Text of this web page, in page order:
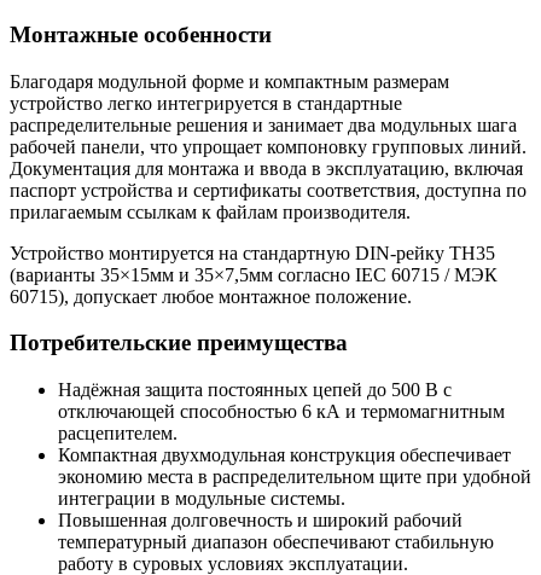
Монтажные особенности
Благодаря модульной форме и компактным размерам
устройство легко интегрируется в стандартные
распределительные решения и занимает два модульных шага
рабочей панели, что упрощает компоновку групповых линий.
Документация для монтажа и ввода в эксплуатацию, включая
паспорт устройства и сертификаты соответствия, доступна по
прилагаемым ссылкам к файлам производителя.
Устройство монтируется на стандартную DIN-рейку ТН35
(варианты 35×15мм и 35×7,5мм согласно IEC 60715 / МЭК
60715), допускает любое монтажное положение.
Потребительские преимущества
Надёжная защита постоянных цепей до 500 В с
отключающей способностью 6 кА и термомагнитным
расцепителем.
Компактная двухмодульная конструкция обеспечивает
экономию места в распределительном щите при удобной
интеграции в модульные системы.
Повышенная долговечность и широкий рабочий
температурный диапазон обеспечивают стабильную
работу в суровых условиях эксплуатации.